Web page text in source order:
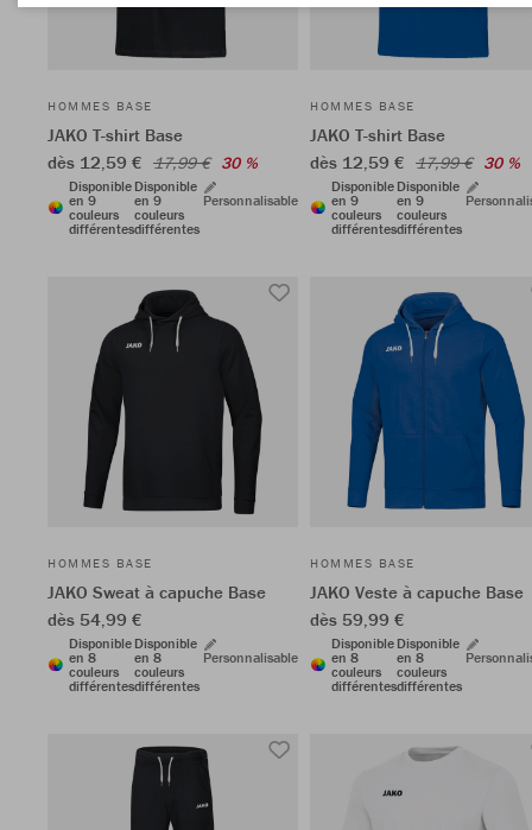
HOMMES BASE
JAKO T-shirt Base
dès 12,59 € 17,99 € 30 %
Disponible
en 9
couleurs
différentes
Disponible
en 9
couleurs
différentes
Personnalisable
HOMMES BASE
JAKO T-shirt Base
dès 12,59 € 17,99 € 30 %
Disponible
en 9
couleurs
différentes
Disponible
en 9
couleurs
différentes
HOMMES BASE
JAKO Sweat à capuche Base
dès 54,99 €
Disponible
en 8
couleurs
différentes
Disponible
en 8
couleurs
différentes
Personnalisable
HOMMES BASE
JAKO Veste à capuche Base
dès 59,99 €
Disponible
en 8
couleurs
différentes
Disponible
en 8
couleurs
différentes